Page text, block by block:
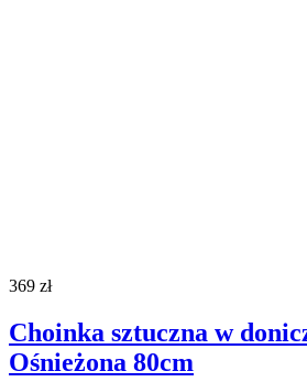
369 zł
Choinka sztuczna w
Ośnieżona 80cm